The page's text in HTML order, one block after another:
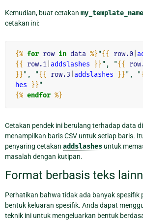
Kemudian, buat cetakan
cetakan ini:
{% for row in data %}"{{ row.0
{{
row.1 addslashes }}", "{{
}}", "{{ row.3 addslashes }}", "
hes
}}
{% endfor %}
Cetakan pendek ini berulang terhadap data
menampilkan baris CSV untuk setiap baris.
penyaring cetakan addslashes untuk
masalah dengan kutipan.
Format berbasis teks
Perhatikan bahwa tidak ada banyak spesifik
bentuk keluaran spesifik. Anda dapat
teknik ini untuk mengeluarkan bentuk